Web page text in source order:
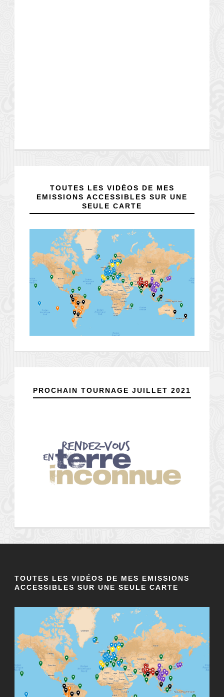
TOUTES LES VIDÉOS DE MES
EMISSIONS ACCESSIBLES SUR UNE
SEULE CARTE
PROCHAIN TOURNAGE JUILLET 2021
TOUTES LES VIDÉOS DE MES EMISSIONS
ACCESSIBLES SUR UNE SEULE CARTE